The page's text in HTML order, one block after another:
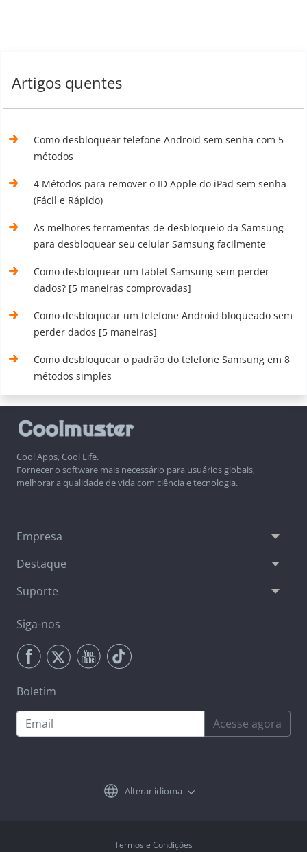
Artigos quentes
Como desbloquear telefone Android sem senha com 5
métodos
4 Métodos para remover o ID Apple do iPad sem senha
(Fácil e Rápido)
As melhores ferramentas de desbloqueio da Samsung
para desbloquear seu celular Samsung facilmente
Como desbloquear um tablet Samsung sem perder
dados? [5 maneiras comprovadas]
Como desbloquear um telefone Android bloqueado sem
perder dados [5 maneiras]
Como desbloquear o padrão do telefone Samsung em 8
métodos simples
Cool Apps, Cool Life.
Fornecer o software mais necessário para usuários globais,
melhorar a qualidade de vida com ciência e tecnologia.
Empresa
Destaque
Suporte
Siga-nos
Boletim
Acesse agora
Alterar idioma
Termos e Condições